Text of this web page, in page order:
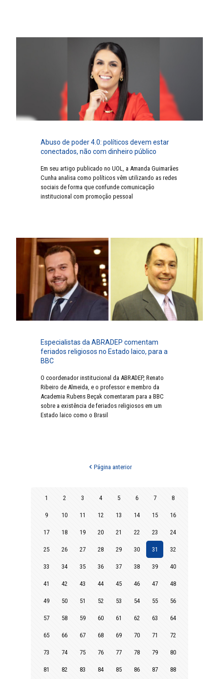
Abuso de poder 4.0: políticos devem estar
conectados, não com dinheiro público
Em seu artigo publicado no UOL, a Amanda Guimarães
Cunha analisa como políticos vêm utilizando as redes
sociais de forma que confunde comunicação
institucional com promoção pessoal
Especialistas da ABRADEP comentam
feriados religiosos no Estado laico, para a
BBC
O coordenador institucional da ABRADEP, Renato
Ribeiro de Almeida, e o professor e membro da
Academia Rubens Beçak comentaram para a BBC
sobre a existência de feriados religiosos em um
Estado laico como o Brasil
Página anterior
1 2 3 4 5 6 7 8
9 10 11 12 13 14 15 16
17 18 19 20 21 22 23 24
25 26 27 28 29 30 31 32
33 34 35 36 37 38 39 40
41 42 43 44 45 46 47 48
49 50 51 52 53 54 55 56
57 58 59 60 61 62 63 64
65 66 67 68 69 70 71 72
73 74 75 76 77 78 79 80
81 82 83 84 85 86 87 88